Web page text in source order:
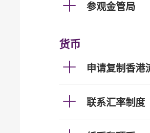
参观金管局
货币
申请复制香港
联系汇率制度